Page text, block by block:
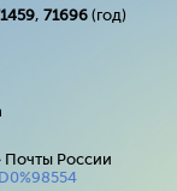
, 71696 (год)
Почты России